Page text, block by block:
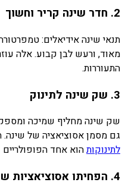
2. חדר שינה קריר וחשוך
מאוד, ורעש לבן קבוע. אלה
התעוררות.
3. שק שינה לתינוק
שק שינה מחליף שמיכה
גם מסמן אסוציאציה של שינה.
לתינוקותהוא אחד
4. הפחיתו אסוציאציות שינה שתלויות בכם